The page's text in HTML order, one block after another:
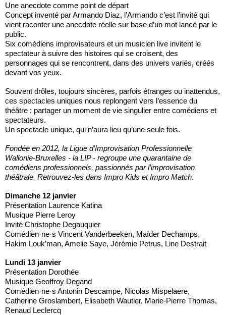
Une anecdote comme point de départ
Concept inventé par Armando Diaz, l’Armando c’est l’invité qui
vient raconter une anecdote réelle sur base d’un mot lancé par le
public.
Six comédiens improvisateurs et un musicien live invitent le
spectateur à suivre des histoires qui se croisent, des
personnages qui se rencontrent, dans des univers variés, créés
devant vos yeux.
Souvent drôles, toujours sincères, parfois étranges ou inattendus,
ces spectacles uniques nous replongent vers l’essence du
théâtre : partager un moment de vie singulier entre comédiens et
spectateurs.
Un spectacle unique, qui n’aura lieu qu’une seule fois.
Fondée en 2012, la Ligue d’Improvisation Professionnelle
Wallonie-Bruxelles - la LIP - regroupe une quarantaine de
comédiens professionnels, passionnés par l’improvisation
théâtrale. Retrouvez-les dans Impro Kids et Impro Match.
Dimanche 12 janvier
Présentation Laurence Katina
Musique Pierre Leroy
Invité Christophe Degauquier
Comédien·ne·s Vincent Vanderbeeken, Maïder Dechamps,
Hakim Louk’man, Amelie Saye, Jérémie Petrus, Line Destrait
Lundi 13 janvier
Présentation Dorothée
Musique Geoffroy Degand
Comédien·ne·s Antonin Descampe, Nicolas Mispelaere,
Catherine Groslambert, Elisabeth Wautier, Marie-Pierre Thomas,
Renaud Leclercq